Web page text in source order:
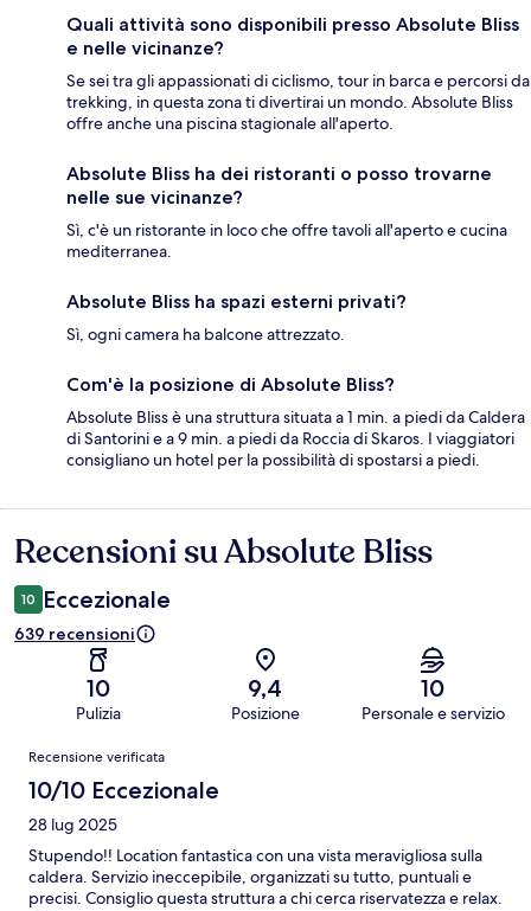
Quali attività sono disponibili presso Absolute Bliss
e nelle vicinanze?
Se sei tra gli appassionati di ciclismo, tour in barca e percorsi da
trekking, in questa zona ti divertirai un mondo. Absolute Bliss
offre anche una piscina stagionale all'aperto.
Absolute Bliss ha dei ristoranti o posso trovarne
nelle sue vicinanze?
Sì, c'è un ristorante in loco che offre tavoli all'aperto e cucina
mediterranea.
Absolute Bliss ha spazi esterni privati?
Sì, ogni camera ha balcone attrezzato.
Com'è la posizione di Absolute Bliss?
Absolute Bliss è una struttura situata a 1 min. a piedi da Caldera
di Santorini e a 9 min. a piedi da Roccia di Skaros. I viaggiatori
consigliano un hotel per la possibilità di spostarsi a piedi.
Recensioni
Recensioni su Absolute Bliss
10 Eccezionale
639 recensioni
10
Pulizia
9,4
Posizione
10
Personale e servizio
Recensioni
Recensione verificata
10/10 Eccezionale
28 lug 2025
Stupendo!! Location fantastica con una vista meravigliosa sulla
caldera. Servizio ineccepibile, organizzati su tutto, puntuali e
precisi. Consiglio questa struttura a chi cerca riservatezza e relax.